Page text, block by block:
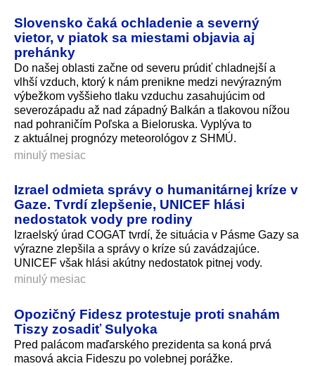
Slovensko čaká ochladenie a severný
vietor, v piatok sa miestami objavia aj
prehánky
Do našej oblasti začne od severu prúdiť chladnejší a
vlhší vzduch, ktorý k nám prenikne medzi nevýrazným
výbežkom vyššieho tlaku vzduchu zasahujúcim od
severozápadu až nad západný Balkán a tlakovou nížou
nad pohraničím Poľska a Bieloruska. Vyplýva to
z aktuálnej prognózy meteorológov z SHMÚ.
minulý mesiac
Izrael odmieta správy o humanitárnej kríze v
Gaze. Tvrdí zlepšenie, UNICEF hlási
nedostatok vody pre rodiny
Izraelský úrad COGAT tvrdí, že situácia v Pásme Gazy sa
výrazne zlepšila a správy o kríze sú zavádzajúce.
UNICEF však hlási akútny nedostatok pitnej vody.
minulý mesiac
Opozičný Fidesz protestuje proti snahám
Tiszy zosadiť Sulyoka
Pred palácom maďarského prezidenta sa koná prvá
masová akcia Fideszu po volebnej porážke.